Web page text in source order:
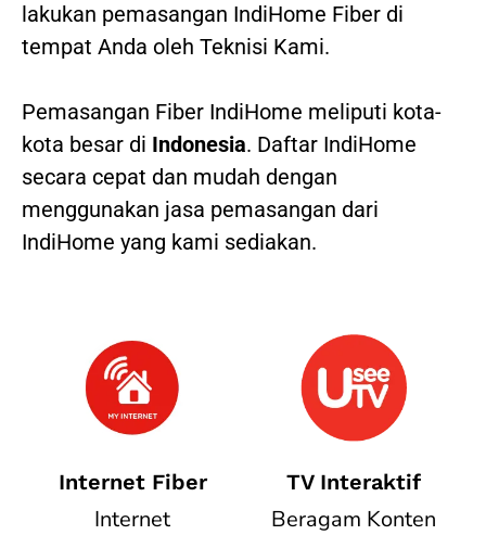
lakukan pemasangan IndiHome Fiber di
tempat Anda oleh Teknisi Kami.
Pemasangan Fiber IndiHome meliputi kota-
kota besar di Indonesia. Daftar IndiHome
secara cepat dan mudah dengan
menggunakan jasa pemasangan dari
IndiHome yang kami sediakan.
Internet Fiber
Internet
TV Interaktif
Beragam Konten